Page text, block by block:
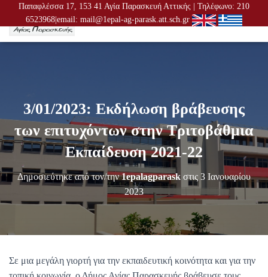
Παπαφλέσσα 17, 153 41 Αγία Παρασκευή Αττικής | Τηλέφωνο: 210
6523968|email: mail@1epal-ag-parask.att.sch.gr
Ν
Λ
Ο
Ή
Γ
Η
Σ
3/01/2023: Εκδήλωση βράβευσης
των επιτυχόντων στην Τριτοβάθμια
Εκπαίδευση 2021-22
Δημοσιεύτηκε από τον/την1epalagparask στις 3 Ιανουαρίου
2023
Σε μια μεγάλη γιορτή για την εκπαιδευτική κοινότητα και για την